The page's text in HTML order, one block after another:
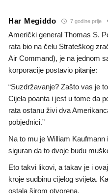
Har Megiddo 7 godine prije
Američki general Thomas S.
rata bio na čelu Strateškog
Air Command), je na jednom
korporacije postavio pitanje:
“Suzdržavanje? Zašto vas je
Cijela poanta i jest u tome da
rata ostanu živi dva
pobjednici.”
Na to mu je William
siguran da to dvoje budu
Eto takvi likovi, a takav je i
kroje sudbinu cijelog svijeta.
ostala širom otvorena.